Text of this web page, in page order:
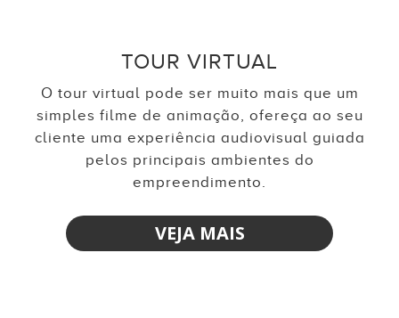
TOUR VIRTUAL
O tour virtual pode ser muito mais que um
simples filme de animação, ofereça ao seu
cliente uma experiência audiovisual guiada
pelos principais ambientes do
empreendimento.
VEJA MAIS